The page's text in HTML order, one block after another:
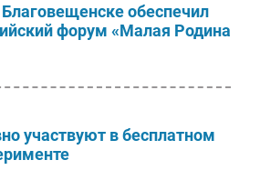
обеспечил
форум «Малая Родина
участвуют в бесплатном